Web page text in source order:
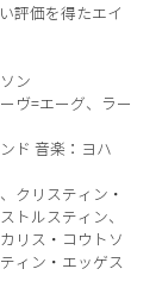
評価を得たエイ
ン
ヴ=エーグ、ラー
ド 音楽：ヨハ
クリスティン・
トルスティン、
リス・コウトソ
ィン・エッゲス